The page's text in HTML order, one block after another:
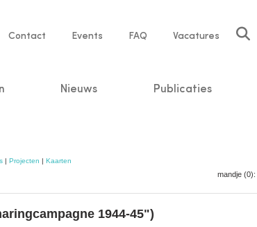
Contact Events FAQ Vacatures
Nieuws Publicaties
| Projecten | Kaarten
mandje (0):
1944-45")